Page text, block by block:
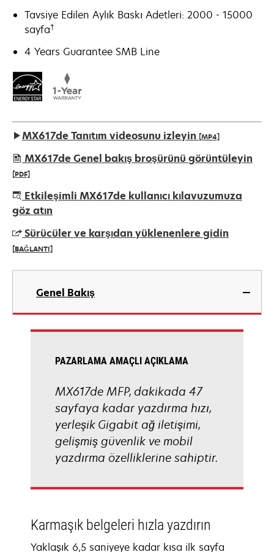
Tavsiye Edilen Aylık Baskı Adetleri: 2000 - 15000
sayfa†
4 Years Guarantee SMB Line
MX617de Tanıtım videosunu izleyin [MP4]
MX617de Genel bakış broşürünü görüntüleyin
[PDF]
opens
in
new
tab
Etkileşimli MX617de kullanıcı kılavuzumuza
göz atın
Sürücüler ve karşıdan yüklenenlere gidin
[BAĞLANTI]
opens
new
Genel Bakış
PAZARLAMA AMAÇLI AÇIKLAMA
MX617de MFP, dakikada 47
sayfaya kadar yazdırma hızı,
yerleşik Gigabit ağ iletişimi,
gelişmiş güvenlik ve mobil
yazdırma özelliklerine sahiptir.
Karmaşık belgeleri hızla yazdırın
Yaklaşık 6,5 saniyeye kadar kısa ilk sayfa